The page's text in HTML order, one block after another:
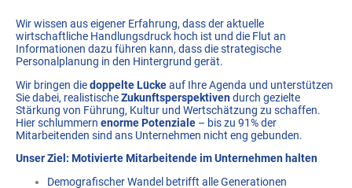
Wir wissen aus eigener Erfahrung, dass der aktuelle
wirtschaftliche Handlungsdruck hoch ist und die Flut an
Informationen dazu führen kann, dass die strategische
Personalplanung in den Hintergrund gerät.
Wir bringen diedoppelte Lückeauf Ihre Agenda und unterstützen
Sie dabei, realistischeZukunftsperspektivendurch gezielte
Stärkung von Führung, Kultur und Wertschätzung zu schaffen.
Hier schlummern enorme Potenziale – bis zu 91% der
Mitarbeitenden sind ans Unternehmen nicht eng gebunden.
Unser Ziel: Motivierte Mitarbeitende im Unternehmen halten
Demografischer Wandel betrifft alle Generationen